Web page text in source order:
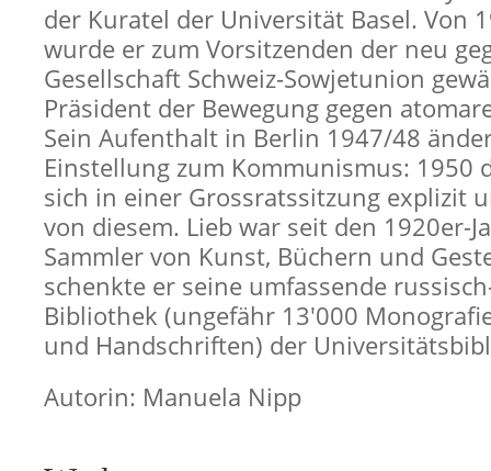
der Kuratel der Universität Basel. Von
wurde er zum Vorsitzenden der neu
Gesellschaft Schweiz-Sowjetunion
Präsident der Bewegung gegen
Sein Aufenthalt in Berlin 1947/48
Einstellung zum Kommunismus: 1950
sich in einer Grossratssitzung explizit
von diesem. Lieb war seit den 1920er-
Sammler von Kunst, Büchern und
schenkte er seine umfassende
Bibliothek (ungefähr 13'000
und Handschriften) der
Autorin: Manuela Nipp